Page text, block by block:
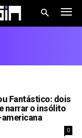
Fantástico: dois
narrar o insólito
0